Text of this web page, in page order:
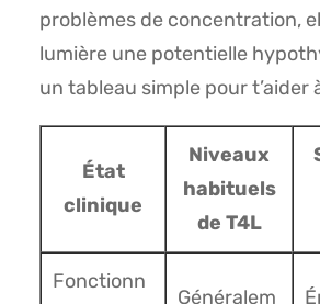
problèmes de concentration,
lumière une potentielle
un tableau simple pour t’aider
État
clinique
Niveaux
habituels
de T4L
Fonctionn
Généralem